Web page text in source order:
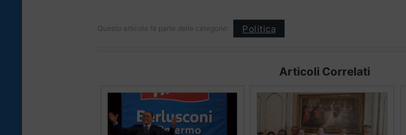
Questo articolo fa parte delle categorie: Politica
Articoli Correlati